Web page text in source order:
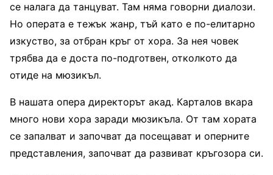
се налага да танцуват. Там няма говорни диалози.
Но операта е тежък жанр, тъй като е по-елитарно
изкуство, за отбран кръг от хора. За нея човек
трябва да е доста по-подготвен, отколкото да
отиде на мюзикъл.
В нашата опера директорът акад. Карталов вкара
много нови хора заради мюзикъла. От там хората
се запалват и започват да посещават и оперните
представления, започват да развиват кръгозора си.